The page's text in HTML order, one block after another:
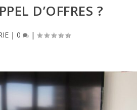
D’OFFRES ?
| 0 |